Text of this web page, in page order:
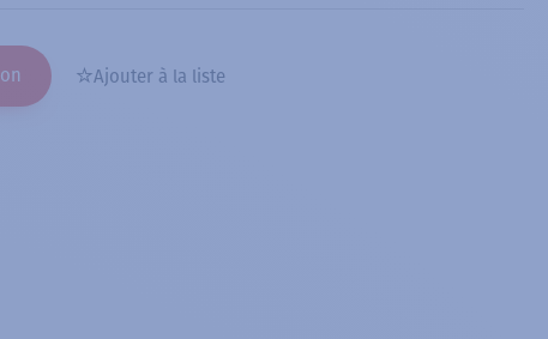
Ajouter à la liste